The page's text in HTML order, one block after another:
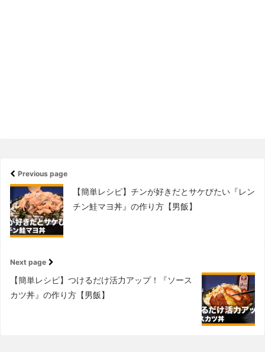
Previous page
【簡単レシピ】チンが好きだとサケびたい『レン
チン鮭マヨ丼』の作り方【男飯】
Next page
【簡単レシピ】つけるだけ活力アップ！『ソース
カツ丼』の作り方【男飯】